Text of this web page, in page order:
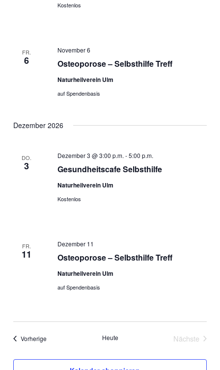
Kostenlos
FR.
6 Osteoporose – Selbsthilfe Treff
November 6
Naturheilverein Ulm
auf Spendenbasis
Dezember 2026
DO.
3 Gesundheitscafe Selbsthilfe
Dezember 3 @ 3:00 p.m. -5:00 p.m.
Naturheilverein Ulm
Kostenlos
FR.
11 Osteoporose – Selbsthilfe Treff
Dezember 11
Naturheilverein Ulm
auf Spendenbasis
Vorherige Heute
Nächste